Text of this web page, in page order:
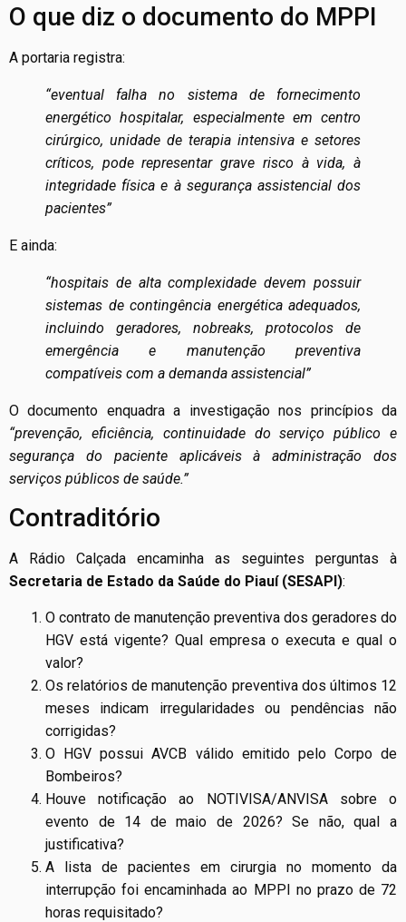
O que diz o documento do MPPI
A portaria registra:
“eventual falha no sistema de fornecimento
energético hospitalar, especialmente em centro
cirúrgico, unidade de terapia intensiva e setores
críticos, pode representar grave risco à vida, à
integridade física e à segurança assistencial dos
pacientes”
E ainda:
“hospitais de alta complexidade devem possuir
sistemas de contingência energética adequados,
incluindo geradores, nobreaks, protocolos de
emergência e manutenção preventiva
compatíveis com a demanda assistencial”
O documento enquadra a investigação nos princípios da
“prevenção, eficiência, continuidade do serviço público e
segurança do paciente aplicáveis à administração dos
serviços públicos de saúde.”
Contraditório
A Rádio Calçada encaminha as seguintes perguntas à
Secretaria de Estado da Saúde do Piauí (SESAPI):
O contrato de manutenção preventiva dos geradores do
HGV está vigente? Qual empresa o executa e qual o
valor?
Os relatórios de manutenção preventiva dos últimos 12
meses indicam irregularidades ou pendências não
corrigidas?
O HGV possui AVCB válido emitido pelo Corpo de
Bombeiros?
Houve notificação ao NOTIVISA/ANVISA sobre o
evento de 14 de maio de 2026? Se não, qual a
justificativa?
A lista de pacientes em cirurgia no momento da
interrupção foi encaminhada ao MPPI no prazo de 72
horas requisitado?